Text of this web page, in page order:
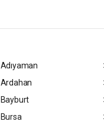
Adıyaman
Ardahan
Bayburt
Bursa